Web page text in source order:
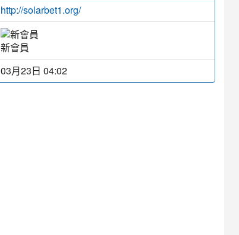
http://solarbet1.org/
新會員
03月23日 04:02